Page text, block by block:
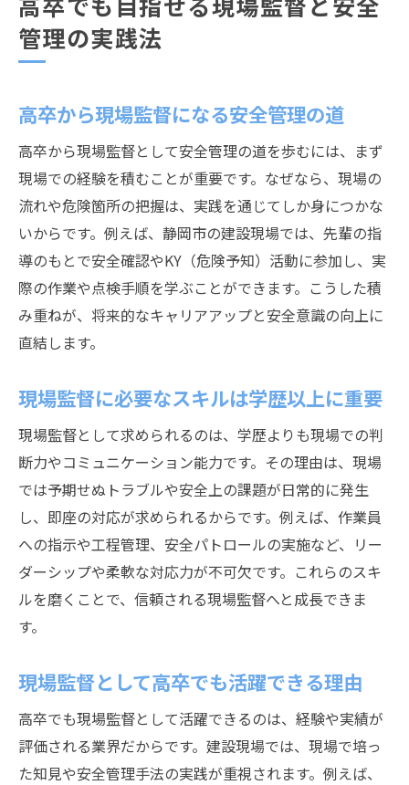
管理の実践法
高卒から現場監督になる安全管理の道
高卒から現場監督として安全管理の道を歩むには、まず
現場での経験を積むことが重要です。なぜなら、現場の
流れや危険箇所の把握は、実践を通じてしか身につかな
いからです。例えば、静岡市の建設現場では、先輩の指
導のもとで安全確認やKY（危険予知）活動に参加し、実
際の作業や点検手順を学ぶことができます。こうした積
み重ねが、将来的なキャリアアップと安全意識の向上に
直結します。
現場監督に必要なスキルは学歴以上に重要
現場監督として求められるのは、学歴よりも現場での判
断力やコミュニケーション能力です。その理由は、現場
では予期せぬトラブルや安全上の課題が日常的に発生
し、即座の対応が求められるからです。例えば、作業員
への指示や工程管理、安全パトロールの実施など、リー
ダーシップや柔軟な対応力が不可欠です。これらのスキ
ルを磨くことで、信頼される現場監督へと成長できま
す。
現場監督として高卒でも活躍できる理由
高卒でも現場監督として活躍できるのは、経験や実績が
評価される業界だからです。建設現場では、現場で培っ
た知見や安全管理手法の実践が重視されます。例えば、